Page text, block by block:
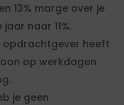
13% marge over je
naar 11%.
opdrachtgever heeft
op werkdagen
je geen